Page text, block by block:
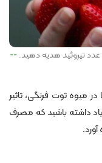
غدد تیروئید هدیه دهید.
میوه توت فرنگی، تاثیر
داشته باشید که مصرف